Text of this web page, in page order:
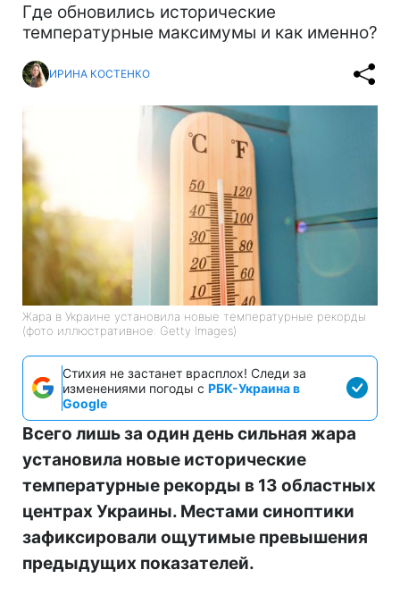
Где обновились исторические
температурные максимумы и как именно?
ИРИНА КОСТЕНКО
Жара в Украине установила новые температурные рекорды
(фото иллюстративное: Getty Images)
Стихия не застанет врасплох! Следи за
изменениями погоды с РБК-Украина в
Google
Всего лишь за один день сильная жара
установила новые исторические
температурные рекорды в 13 областных
центрах Украины. Местами синоптики
зафиксировали ощутимые превышения
предыдущих показателей.